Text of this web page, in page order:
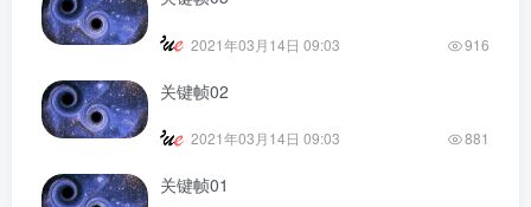
2021年03月14日 09:03 916
关键帧02
2021年03月14日 09:03 881
关键帧01